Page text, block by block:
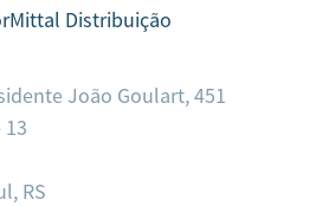
Distribuição
João Goulart, 451
RS